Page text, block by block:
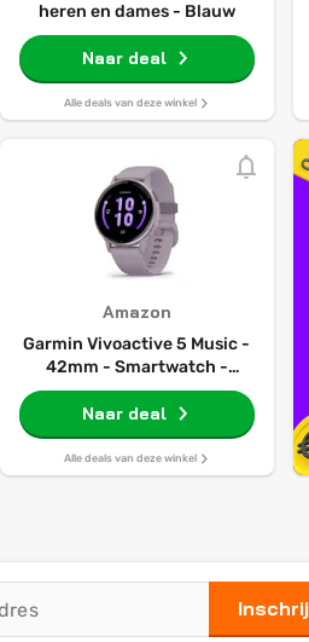
heren en dames - Blauw
Naar deal
Alle deals van deze winkel
Amazon
Garmin Vivoactive 5 Music -
42mm - Smartwatch -
Sporthorloge
Naar deal
Alle deals van deze winkel